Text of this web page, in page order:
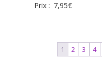
Prix : 7,95€
1 2 3 4